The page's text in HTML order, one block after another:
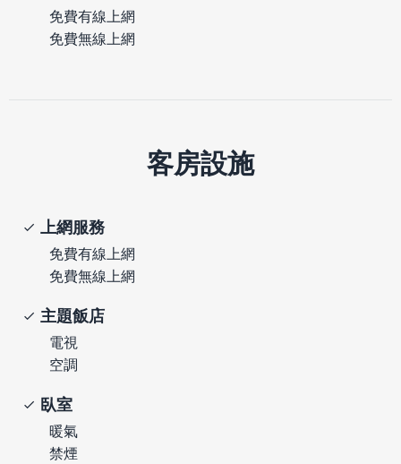
免費有線上網
免費無線上網
客房設施
上網服務
免費有線上網
免費無線上網
主題飯店
電視
空調
臥室
暖氣
禁煙